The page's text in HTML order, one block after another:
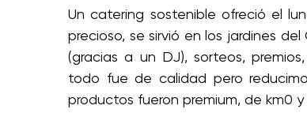
Un catering sostenible ofreció el
precioso, se sirvió en los jardines
(gracias a un DJ), sorteos,
todo fue de calidad pero
productos fueron premium, de km0